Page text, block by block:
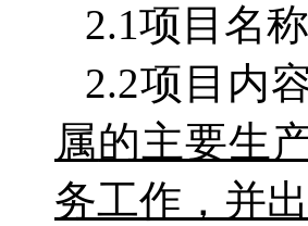
2.1项目名称
2.2项目内
属的主要生
务工作，并